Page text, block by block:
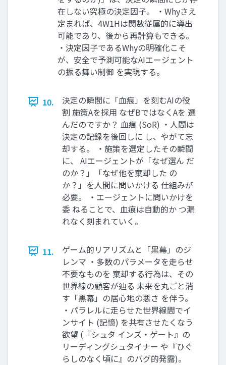
在しない究極の決定因子。 ・Whyさえ
定まれば、4W1Hは関数従属的に導出
可能であり、後から再計算もできる。
・決定因子であるWhyの明確化こそ
が、安全で予測可能なAIエージェント
の振る舞い制御 を実現する。
10.
決定の瞬間に「血痕」を刻むAIの役
割 施策Aを採用 なぜBではなくAを 選
んだのですか？ 血痕 (SoR) ・人間は
決定の記録を後回しに し、やがて忘
却する。 ・施策を選定したその瞬間
に、 AIエージェントが「なぜ選ん だ
のか？」「なぜ他を棄却した の
か？」を人間に問いかける 仕組みが
必要。 ・エージェントに問いかけを
委 ねることで、血痕は自動的か つ漏
れなく刻まれていく。
11.
ゲーム的リアリズムと「黒幕」のジ
レンマ ・多数のパラメータを走らせ
不要なものを 棄却する行為は、その
世界線の顧客が辿る 未来を丸ごと消
す「黒幕」の居心地の悪さ を伴う。
・パラレルに走らせた世界線間でイ
ンサイト (記憶) を共有させたくなう
欲望 (『シュタ インズ・ゲート』の
リーディングシュタイナー や『ひぐ
らしのなく頃に』のバグ的発露)。